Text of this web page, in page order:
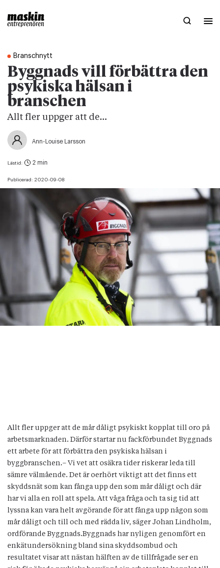
Branschnytt
Byggnads vill förbättra den
psykiska hälsan i
branschen
Allt fler uppger att de...
Ann-Louise Larsson
Publicerad: 2020-09-08
Lästid: 2 min
Allt fler uppger att de mår dåligt psykiskt kopplat till oro på
arbetsmarknaden. Därför startar nu fackförbundet Byggnads
ett arbete för att förbättra den psykiska hälsan i
byggbranschen.– Vi vet att osäkra tider riskerar leda till
sämre välmående. Det är oerhört viktigt att det finns ett
skyddsnät som kan fånga upp den som mår dåligt och där
har vi alla en roll att spela. Att våga fråga och ta sig tid att
lyssna kan vara helt avgörande för att fånga upp någon som
mår dåligt och till och med rädda liv, säger Johan Lindholm,
ordförande Byggnads.Byggnads har nyligen genomfört en
enkätundersökning bland sina skyddsombud och
resultatet visar att nästan hälften av de tillfrågade ser en